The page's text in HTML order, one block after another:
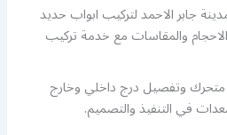
جابر الاحمد لتركيب ابواب حديد
والمقاسات مع خدمة تركيب
وتفصيل درج داخلي وخارج
في التنفيذ والتصميم.